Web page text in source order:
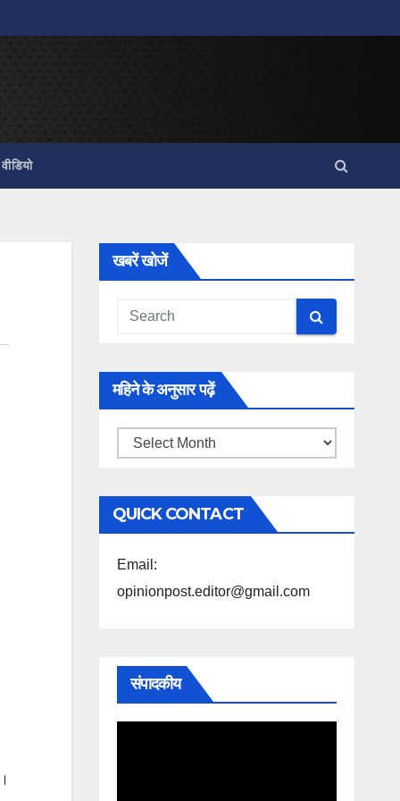
वीडियो
खबरें खोजें
महिने के अनुसार पढ़ें
महिने
अनुसार
पढ़ें
QUICK CONTACT
Email:
opinionpost.editor@gmail.com
संपादकीय